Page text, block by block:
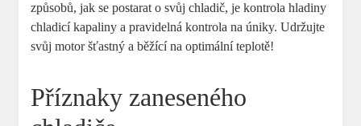
způsobů, jak se postarat o svůj chladič, je kontrola hladiny
chladicí kapaliny a pravidelná kontrola na úniky. Udržujte
svůj motor šťastný a běžící na optimální teplotě!
Příznaky zaneseného